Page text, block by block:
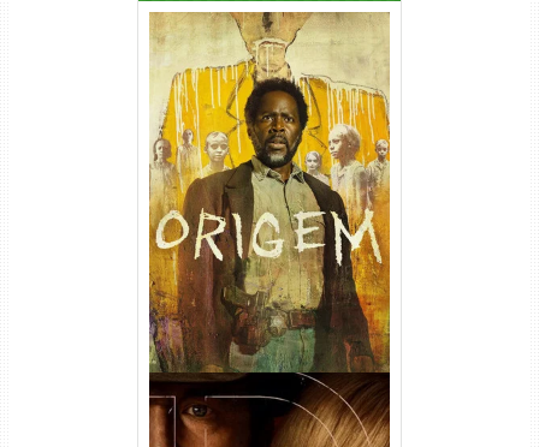
Origem 4ª Temporada Torrent
(2026) WEB-DL 1080p/4K
Dual Áudio